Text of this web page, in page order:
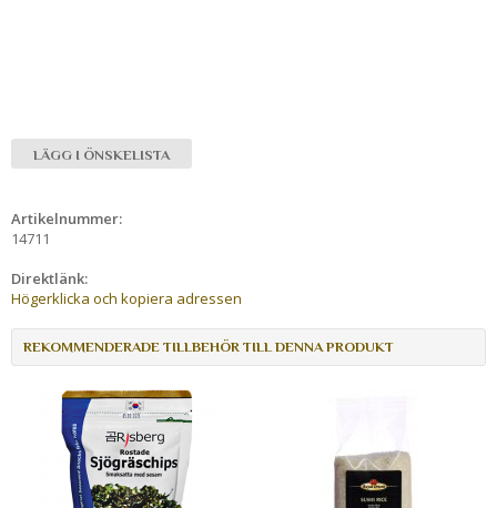
LÄGG I ÖNSKELISTA
Artikelnummer:
14711
Direktlänk:
Högerklicka och kopiera adressen
REKOMMENDERADE TILLBEHÖR TILL DENNA PRODUKT